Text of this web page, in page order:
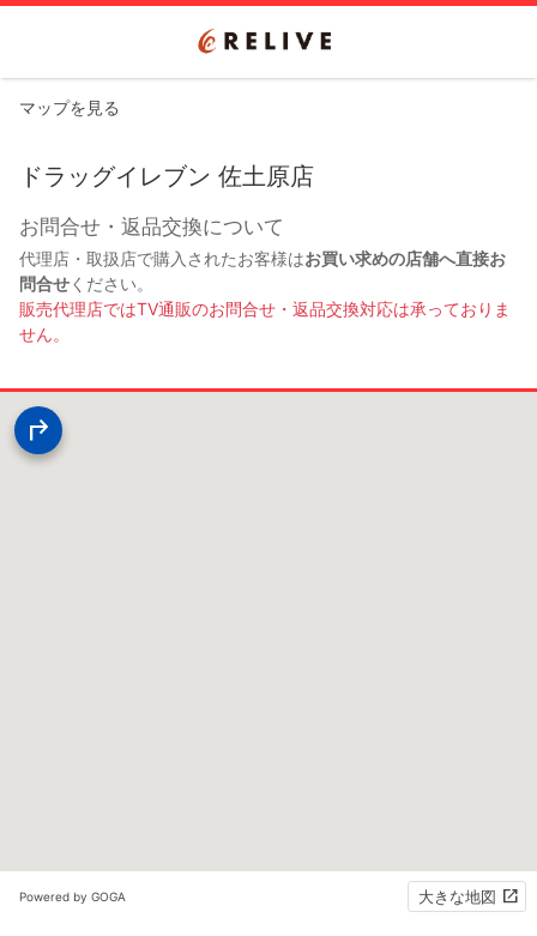
マップを見る
ドラッグイレブン 佐土原店
お問合せ・返品交換について
代理店・取扱店で購入されたお客様はお買い求めの店舗へ直接お
問合せください。
販売代理店ではTV通販のお問合せ・返品交換対応は承っておりま
せん。
Powered by GOGA 大きな地図